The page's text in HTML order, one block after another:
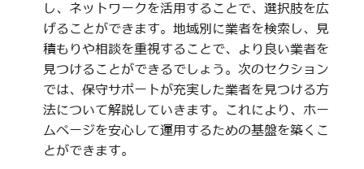
し、ネットワークを活用することで、選択肢を広
げることができます。地域別に業者を検索し、見
積もりや相談を重視することで、より良い業者を
見つけることができるでしょう。次のセクション
では、保守サポートが充実した業者を見つける方
法について解説していきます。これにより、ホー
ムページを安心して運用するための基盤を築くこ
とができます。